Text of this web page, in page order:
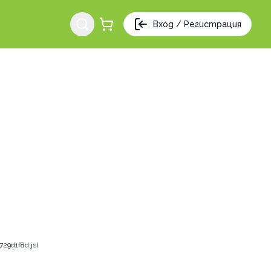
Вход / Регистрация